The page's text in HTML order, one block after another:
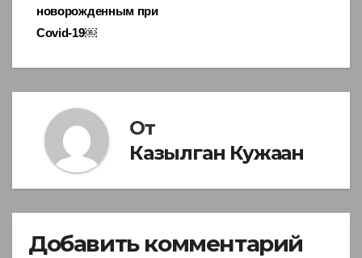
новорожденным при
Covid-19￼
От
Казылган Кужаан
Добавить комментарий